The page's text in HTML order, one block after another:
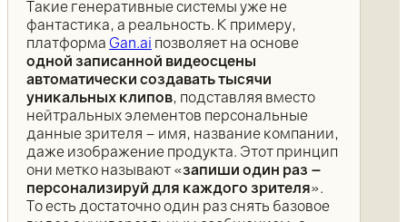
Такие генеративные системы уже не
фантастика, а реальность. К примеру,
платформа Gan.ai позволяет на основе
одной записанной видеосцены
автоматически создавать тысячи
уникальных клипов, подставляя вместо
нейтральных элементов персональные
данные зрителя – имя, название компании,
даже изображение продукта. Этот принцип
они метко называют «запиши один раз –
персонализируй для каждого зрителя».
То есть достаточно один раз снять базовое